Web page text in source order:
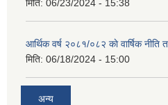
मिति: 06/23/2024 - 15:38
आर्थिक वर्ष २०८१/०८२ काे वार्षिक नीति
मिति: 06/18/2024 - 15:00
अन्य